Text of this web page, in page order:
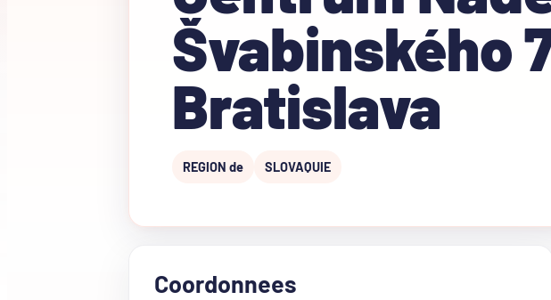
Švabinského
Bratislava
REGION de SLOVAQUIE
Coordonnees